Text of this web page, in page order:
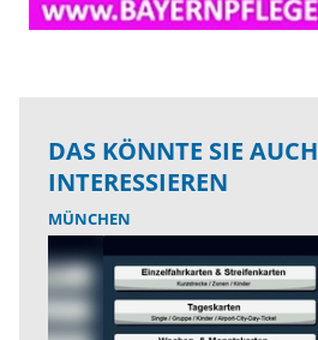
DAS KÖNNTE SIE AUCH
INTERESSIEREN
MÜNCHEN